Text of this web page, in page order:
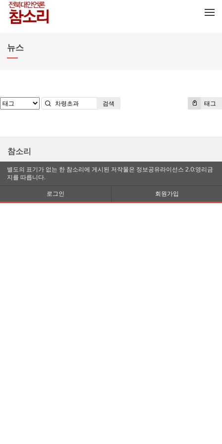
뉴스
태그
검색
참소리
별도의 표기가 없는 한 참소리에 게시된 저작물은 정보공유라이선스 2.0:영리금
지를 따릅니다.
로그인
회원가입